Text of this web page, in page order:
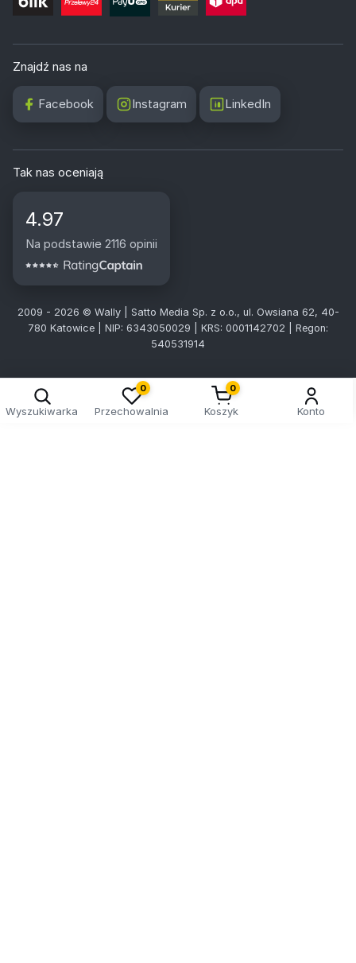
Znajdź nas na
Facebook Instagram LinkedIn
Tak nas oceniają
4.97
Na podstawie 2116 opinii
2009 - 2026 © Wally | Satto Media Sp. z o.o., ul. Owsiana 62, 40-
780 Katowice | NIP: 6343050029 | KRS: 0001142702 | Regon:
540531914
Wyszukiwarka
0
Przechowalnia
0
Koszyk Konto